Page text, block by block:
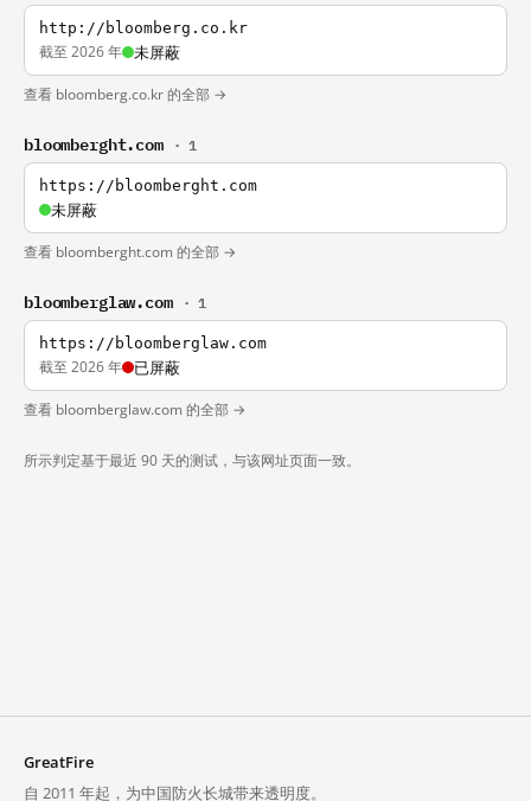
http://bloomberg.co.kr
截至 2026 年 未屏蔽
查看 bloomberg.co.kr 的全部 →
bloomberght.com · 1
https://bloomberght.com
未屏蔽
查看 bloomberght.com 的全部 →
bloomberglaw.com · 1
https://bloomberglaw.com
截至 2026 年 已屏蔽
查看 bloomberglaw.com 的全部 →
所示判定基于最近 90 天的测试，与该网址页面一致。
GreatFire
自 2011 年起，为中国防火长城带来透明度。